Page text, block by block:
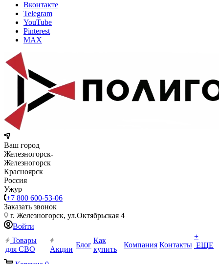
Вконтакте
Telegram
YouTube
Pinterest
MAX
Ваш город
Железногорск
Железногорск
Красноярск
Россия
Ужур
+7 800 600-53-06
Заказать звонок
г. Железногорск, ул.Октябрьская 4
Войти
Товары
для СВО
Акции
Блог
Как
купить
Компания Контакты
+
ЕЩЕ